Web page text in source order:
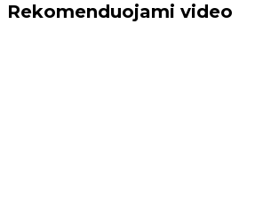
Rekomenduojami video